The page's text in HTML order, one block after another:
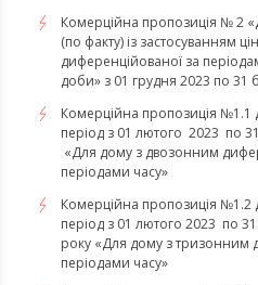
Комерційна пропозиція № 2
(по факту) із застосуванням
диференційованої за
доби» з 01 грудня 2023 по 31
Комерційна пропозиція №1.1
період з 01 лютого 2023 по
«Для дому з двозонним
періодами часу»
Комерційна пропозиція №1.2
період з 01 лютого 2023 по
року «Для дому з тризонним
періодами часу»